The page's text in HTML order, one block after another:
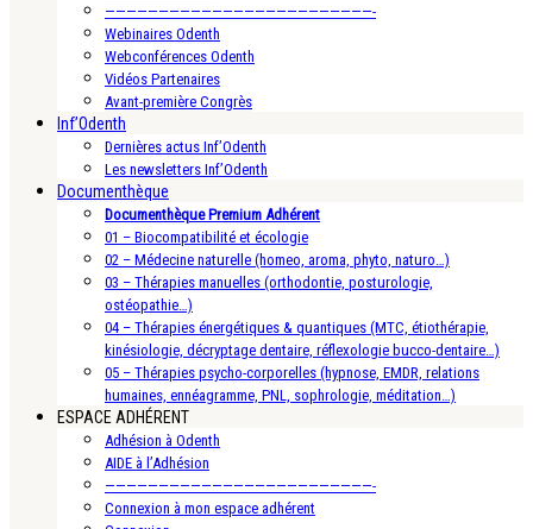
—————————————————————————-
Webinaires Odenth
Webconférences Odenth
Vidéos Partenaires
Avant-première Congrès
Inf’Odenth
Dernières actus Inf’Odenth
Les newsletters Inf’Odenth
Documenthèque
Documenthèque Premium Adhérent
01 – Biocompatibilité et écologie
02 – Médecine naturelle (homeo, aroma, phyto, naturo…)
03 – Thérapies manuelles (orthodontie, posturologie,
ostéopathie…)
04 – Thérapies énergétiques & quantiques (MTC, étiothérapie,
kinésiologie, décryptage dentaire, réflexologie bucco-dentaire…)
05 – Thérapies psycho-corporelles (hypnose, EMDR, relations
humaines, ennéagramme, PNL, sophrologie, méditation…)
ESPACE ADHÉRENT
Adhésion à Odenth
AIDE à l’Adhésion
—————————————————————————-
Connexion à mon espace adhérent